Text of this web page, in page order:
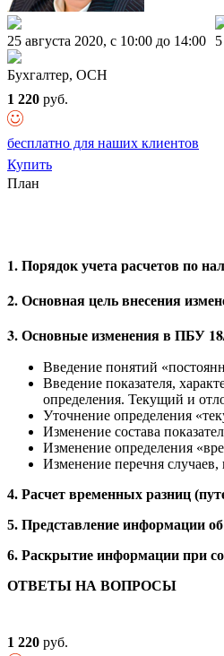
25 августа 2020, c 10:00 до 14:00
Бухгалтер, ОСН
1 220 руб.
бесплатно для наших клиентов
Купить
План
1. Порядок учета расчетов по
2. Основная цель внесения
3. Основные изменения в ПБУ
Введение понятий
Введение показателя,
определения. Текущий и
Уточнение определения
Изменение состава
Изменение определения
Изменение перечня
4. Расчет временных разниц
5. Представление информации
6. Раскрытие информации при
ОТВЕТЫ НА ВОПРОСЫ
1 220 руб.